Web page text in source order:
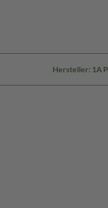
Hersteller: 1A